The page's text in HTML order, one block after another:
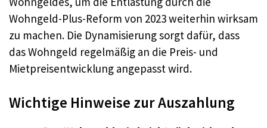
Wohngeld-Plus-Reform von 2023 weiterhin wirksam
zu machen. Die Dynamisierung sorgt dafür, dass
das Wohngeld regelmäßig an die Preis- und
Mietpreisentwicklung angepasst wird.
Wichtige Hinweise zur Auszahlung